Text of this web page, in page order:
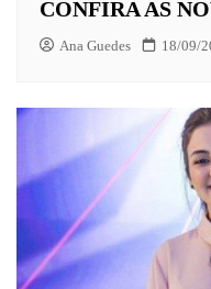
CONFIRA AS
Ana Guedes 18/09/